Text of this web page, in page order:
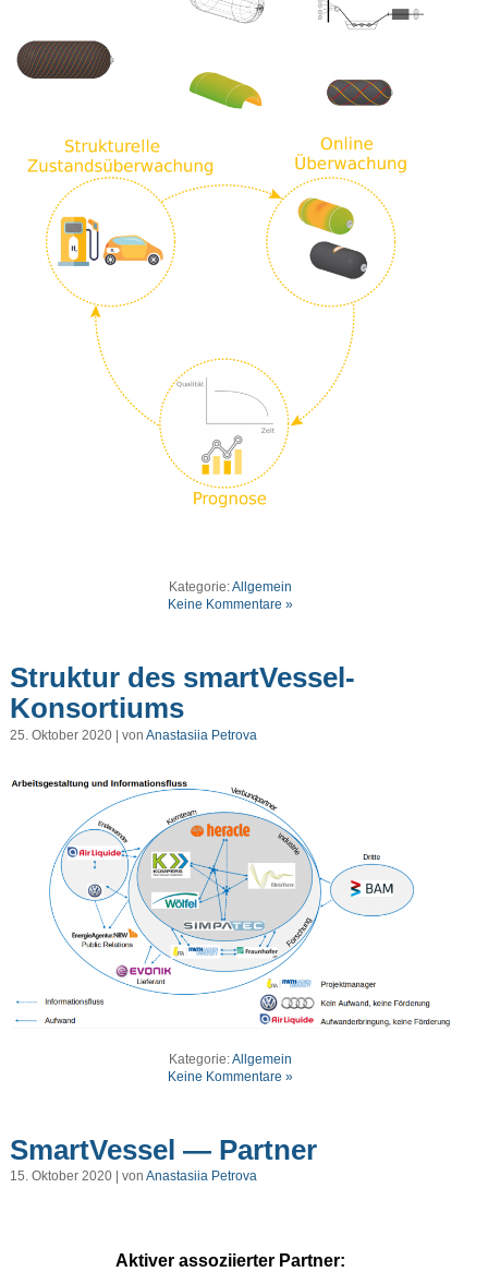
Kategorie:Allgemein
Keine Kommentare »
Struktur des smartVessel-
Konsortiums
25. Oktober 2020 | von Anastasiia Petrova
Kategorie:Allgemein
Keine Kommentare »
SmartVessel — Partner
15. Oktober 2020 | von Anastasiia Petrova
Aktiver assoziierter Partner: